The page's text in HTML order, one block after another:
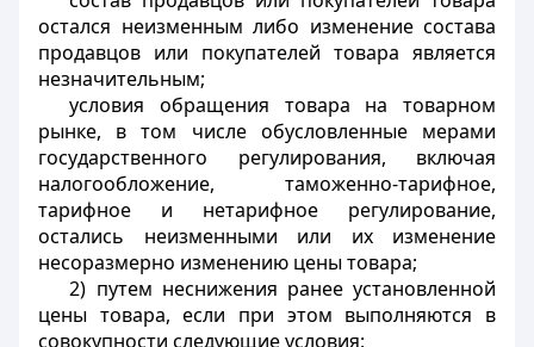
остался неизменным либо изменение состава
продавцов или покупателей товара является
незначительным;
условия обращения товара на товарном
рынке, в том числе обусловленные мерами
государственного регулирования, включая
налогообложение, таможенно-тарифное,
тарифное и нетарифное регулирование,
остались неизменными или их изменение
несоразмерно изменению цены товара;
2) путем неснижения ранее установленной
цены товара, если при этом выполняются в
совокупности следующие условия: